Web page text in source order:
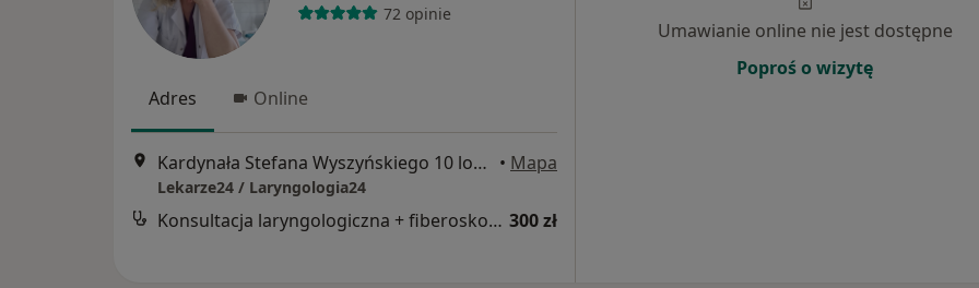
72 opinie
Adres Online
Kardynała Stefana Wyszyńskiego 10 lok. U8, Białystok • Mapa
Lekarze24 / Laryngologia24
Konsultacja laryngologiczna + fiberoskopia 300 zł
Umawianie online nie jest dostępne
Poproś o wizytę